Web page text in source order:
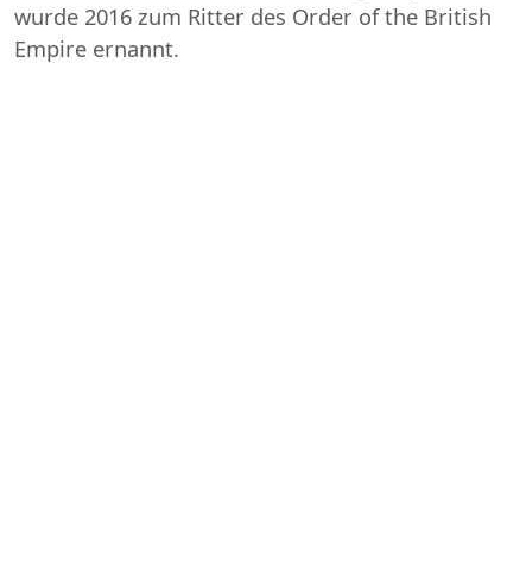
wurde 2016 zum Ritter des Order of the British
Empire ernannt.